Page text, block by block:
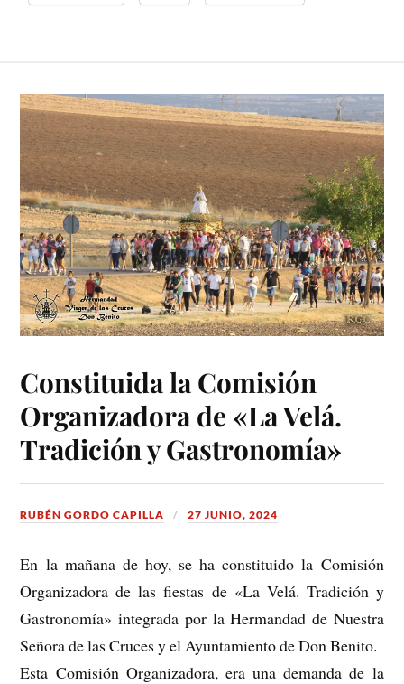
Constituida la Comisión
Organizadora de «La Velá.
Tradición y Gastronomía»
RUBÉN GORDO CAPILLA 27 JUNIO, 2024
En la mañana de hoy, se ha constituido la Comisión
Organizadora de las fiestas de «La Velá. Tradición y
Gastronomía» integrada por la Hermandad de Nuestra
Señora de las Cruces y el Ayuntamiento de Don Benito.
Esta Comisión Organizadora, era una demanda de la